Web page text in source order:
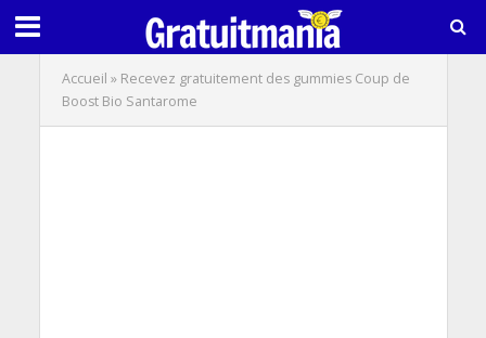
Accueil » Recevez gratuitement des gummies Coup de
Boost Bio Santarome